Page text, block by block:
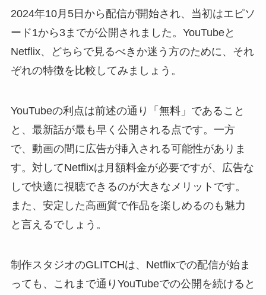
2024年10月5日から配信が開始され、当初はエピソ
ード1から3までが公開されました。YouTubeと
Netflix、どちらで見るべきか迷う方のために、それ
ぞれの特徴を比較してみましょう。
YouTubeの利点は前述の通り「無料」であること
と、最新話が最も早く公開される点です。一方
で、動画の間に広告が挿入される可能性がありま
す。対してNetflixは月額料金が必要ですが、広告な
しで快適に視聴できるのが大きなメリットです。
また、安定した高画質で作品を楽しめるのも魅力
と言えるでしょう。
制作スタジオのGLITCHは、Netflixでの配信が始ま
っても、これまで通りYouTubeでの公開を続けると